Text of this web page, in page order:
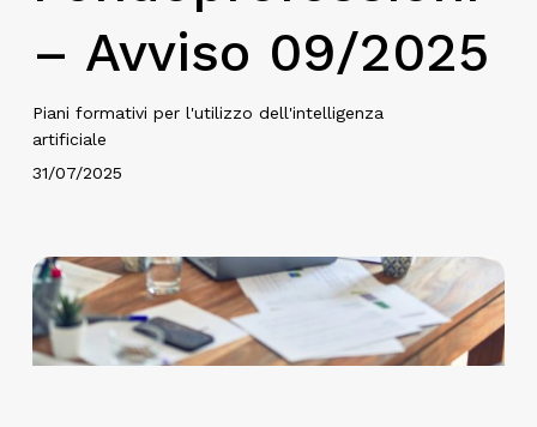
– Avviso 09/2025
Piani formativi per l'utilizzo dell'intelligenza
artificiale
31/07/2025